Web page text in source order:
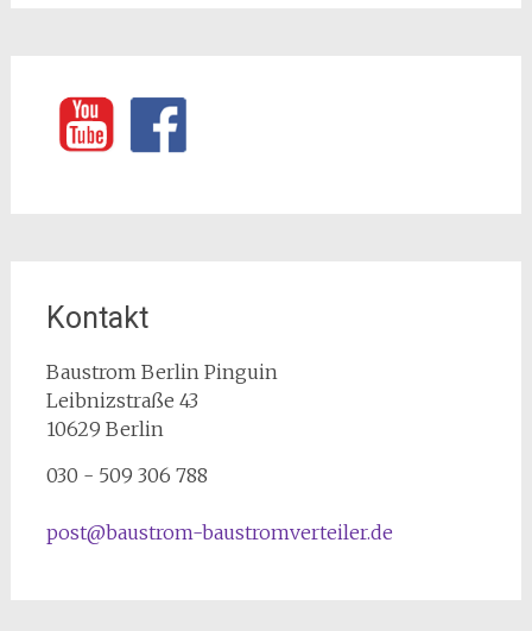
Kontakt
Baustrom Berlin Pinguin
Leibnizstraße 43
10629 Berlin
030 - 509 306 788
post@baustrom-baustromverteiler.de